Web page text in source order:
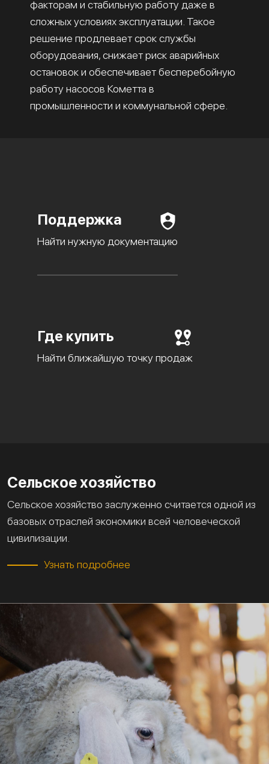
факторам и стабильную работу даже в
сложных условиях эксплуатации. Такое
решение продлевает срок службы
оборудования, снижает риск аварийных
остановок и обеспечивает бесперебойную
работу насосов Кометта в
промышленности и коммунальной сфере.
Поддержка
Найти нужную документацию
Где купить
Найти ближайшую точку продаж
Сельское хозяйство
Сельское хозяйство заслуженно считается одной из
базовых отраслей экономики всей человеческой
цивилизации.
Узнать подробнее